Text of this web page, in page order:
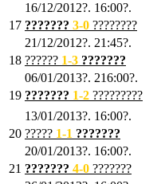
16/12/2012?. 16:00?.
17 ??????? 3-0 ????????
21/12/2012?. 21:45?.
18 ?????? 1-3 ???????
06/01/2013?. 216:00?.
19 ??????? 1-2 ?????????
13/01/2013?. 16:00?.
20 ????? 1-1 ???????
20/01/2013?. 16:00?.
21 ??????? 4-0 ???????